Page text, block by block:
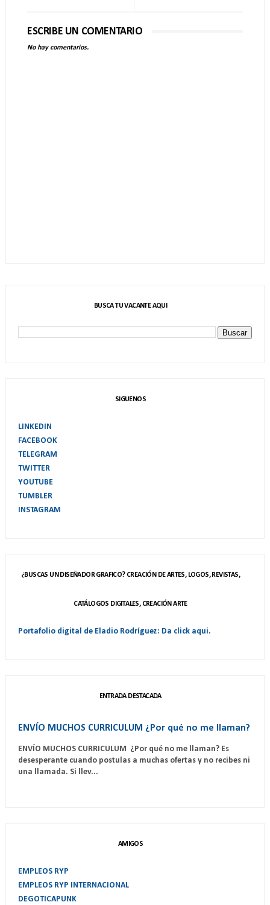
ESCRIBE UN COMENTARIO
No hay comentarios.
BUSCA TU VACANTE AQUI
SIGUENOS
LINKEDIN
FACEBOOK
TELEGRAM
TWITTER
YOUTUBE
TUMBLER
INSTAGRAM
¿BUSCAS UN DISEÑADOR GRAFICO? CREACIÓN DE ARTES, LOGOS, REVISTAS,
CATÁLOGOS DIGITALES, CREACIÓN ARTE
Portafolio digital de Eladio Rodríguez: Da click aqui.
ENTRADA DESTACADA
ENVÍO MUCHOS CURRICULUM ¿Por qué no me llaman?
ENVÍO MUCHOS CURRICULUM ¿Por qué no me llaman? Es
desesperante cuando postulas a muchas ofertas y no recibes ni
una llamada. Si llev...
AMIGOS
EMPLEOS RYP
EMPLEOS RYP INTERNACIONAL
DEGOTICAPUNK